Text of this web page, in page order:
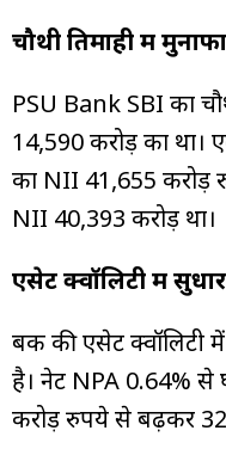
चौथी तिमाही में मुनाफा
PSU Bank SBI का
14,590 करोड़ का था।
का NII 41,655 करोड़
NII 40,393 करोड़ था।
एसेट क्‍वॉलिटी में सुधार
बैंक की एसेट क्‍वॉलिटी
है। नेट NPA 0.64% से
करोड़ रुपये से बढ़कर